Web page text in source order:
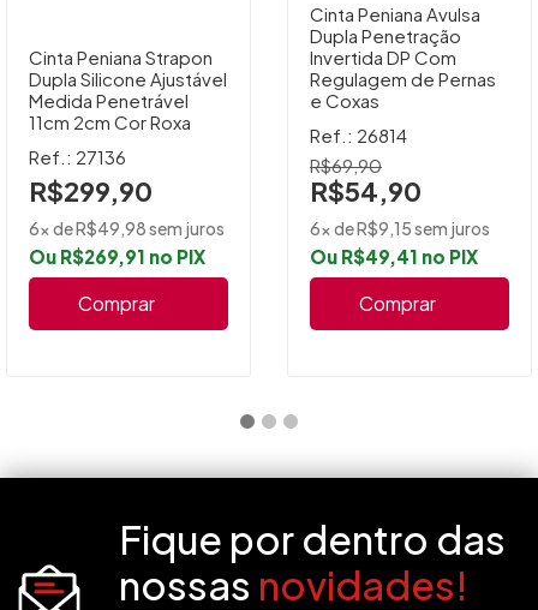
Cinta Peniana Strapon
Dupla Silicone Ajustável
Medida Penetrável
11cm 2cm Cor Roxa
Ref.: 27136
R$299,90
6x de R$49,98 sem juros
Ou R$269,91 no PIX
Comprar
Cinta Peniana Avulsa
Dupla Penetração
Invertida DP Com
Regulagem de Pernas
e Coxas
Ref.: 26814
R$69,90
R$54,90
6x de R$9,15 sem juros
Ou R$49,41 no PIX
Comprar
Fique por dentro das
nossas novidades!